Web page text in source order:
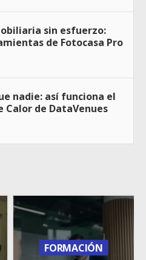
sin esfuerzo:
de Fotocasa Pro
nadie: así funciona el
Calor de DataVenues
FORMACIÓN